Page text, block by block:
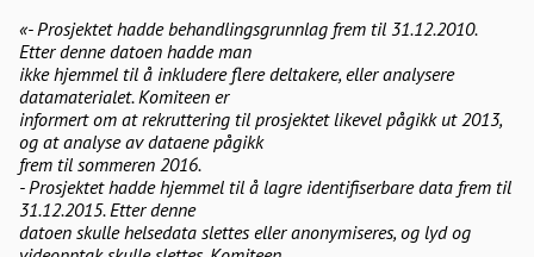
«- Prosjektet hadde behandlingsgrunnlag frem til 31.12.2010.
Etter denne datoen hadde man
ikke hjemmel til å inkludere flere deltakere, eller analysere
datamaterialet. Komiteen er
informert om at rekruttering til prosjektet likevel pågikk ut 2013,
og at analyse av dataene pågikk
frem til sommeren 2016.
- Prosjektet hadde hjemmel til å lagre identifiserbare data frem til
31.12.2015. Etter denne
datoen skulle helsedata slettes eller anonymiseres, og lyd og